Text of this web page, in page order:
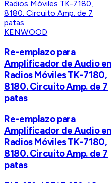
KENWOOD
Re-emplazo para
Amplificador de Audio en
Radios Móviles TK-7180,
8180. Circuito Amp. de 7
patas
Re-emplazo para
Amplificador de Audio en
Radios Móviles TK-7180,
8180. Circuito Amp. de 7
patas